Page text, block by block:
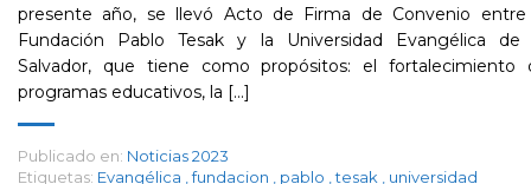
presente año, se llevó Acto de Firma de Convenio entre
Fundación Pablo Tesak y la Universidad Evangélica de
Salvador, que tiene como propósitos: el fortalecimiento
programas educativos, la [...]
Publicado en: Noticias 2023
Etiquetas: Evangélica fundacion pablo tesak universidad